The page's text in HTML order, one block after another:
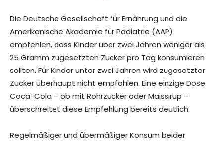
Die Deutsche Gesellschaft für Ernährung und die
Amerikanische Akademie für Pädiatrie (AAP)
empfehlen, dass Kinder über zwei Jahren weniger als
25 Gramm zugesetzten Zucker pro Tag konsumieren
sollten. Für Kinder unter zwei Jahren wird zugesetzter
Zucker überhaupt nicht empfohlen. Eine einzige Dose
Coca-Cola – ob mit Rohrzucker oder Maissirup –
überschreitet diese Empfehlung bereits deutlich.
Regelmäßiger und übermäßiger Konsum beider